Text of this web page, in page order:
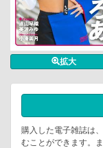
拡大
購入した電子雑誌は
むことができます。